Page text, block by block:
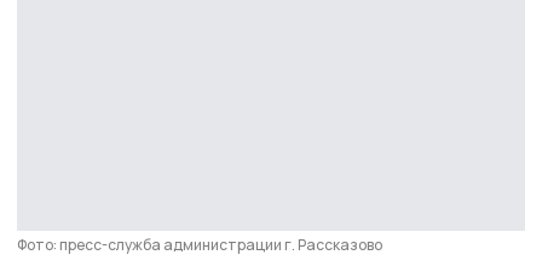
Фото: пресс-служба администрации г. Рассказово